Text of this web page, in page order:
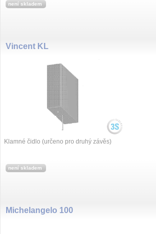
není skladem
Vincent KL
Klamné čidlo (určeno pro druhý závěs)
není skladem
Michelangelo 100